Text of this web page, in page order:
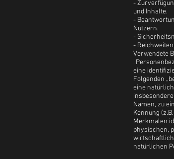
-
und Inhalte.
-
Nutzern.
-
-
Verwendete
eine
Folgenden
eine
Namen, zu
Kennung
Merkmalen
physischen,
natürlichen